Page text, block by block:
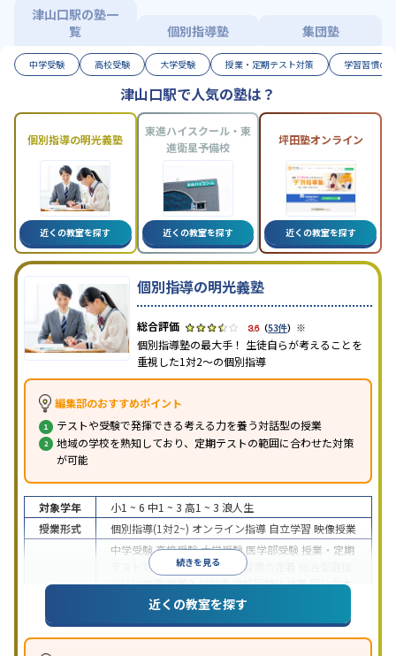
津山口駅の塾一
覧
個別指導塾 集団塾
中学受験 高校受験 大学受験 授業・定期テスト対策 学習習慣の
津山口駅で人気の塾は？
個別指導の明光義塾
近くの教室を探す
東進ハイスクール・東
進衛星予備校
近くの教室を探す
坪田塾オンライン
近くの教室を探す
個別指導の明光義塾
3.6（53件） ※
個別指導塾の最大手！ 生徒自らが考えることを
重視した1対2〜の個別指導
編集部のおすすめポイント
テストや受験で発揮できる考える力を養う対話型の授業
地域の学校を熟知しており、定期テストの範囲に合わせた対策
が可能
続きを見る
対象学年 小1 ~ 6 中1 ~ 3 高1 ~ 3 浪人生
授業形式
個別指導(1対2~) オンライン指導 自立学習 映像授業
中学受験高校受験大学受験 医学部受験 授業・定期
テスト対策
内申点対策 学習習慣の定着
(旧AO)対策推薦入試対策学校別特化対策国公立大
私大対策共通テスト対策
英語・英会話特化
対策その他科目別特化対策
近くの教室を探す